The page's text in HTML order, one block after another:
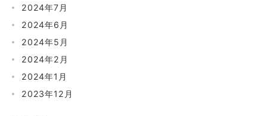
2024年7月
2024年6月
2024年5月
2024年2月
2024年1月
2023年12月